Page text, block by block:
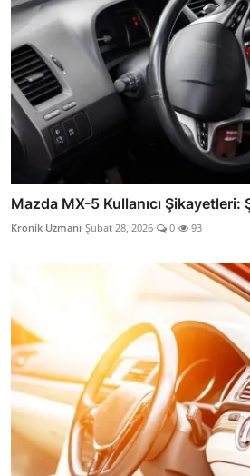
Mazda MX-5 Kullanıcı Şikayetleri:
Kronik Uzmanı Şubat 28, 2026 0 93